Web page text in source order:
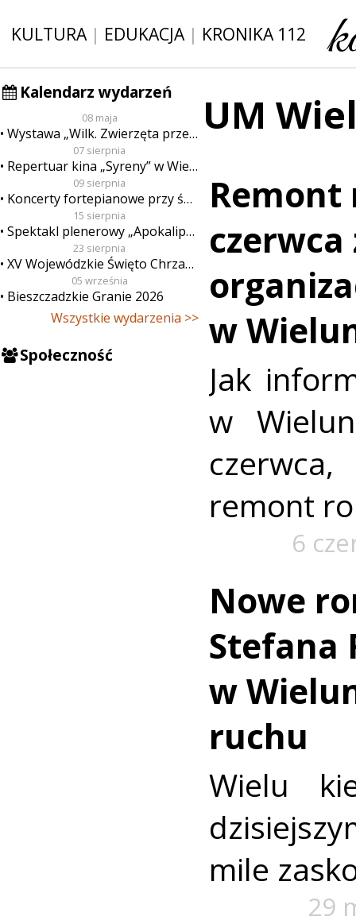
KULTURA| EDUKACJA| KRONIKA 112
Kalendarz wydarzeń
08 maja
Wystawa „Wilk. Zwierzęta przeklęte”
07 sierpnia
Repertuar kina „Syreny” w Wieluniu w dn. od 7 do 13 sierpnia
09 sierpnia
Koncerty fortepianowe przy świecach
15 sierpnia
Spektakl plenerowy „Apokalipsa”
23 sierpnia
XV Wojewódzkie Święto Chrzanu
05 września
Bieszczadzkie Granie 2026
Wszystkie wydarzenia >>
Społeczność
UM
Remont
w
Jak
w
remont
6
Nowe
Stefana
w
ruchu
Wielu
mile
29